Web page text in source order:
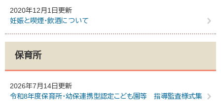
2020年12月1日更新
妊娠と喫煙・飲酒について
保育所
2026年7月14日更新
令和8年度保育所・幼保連携型認定こども園等 指導監査様式集